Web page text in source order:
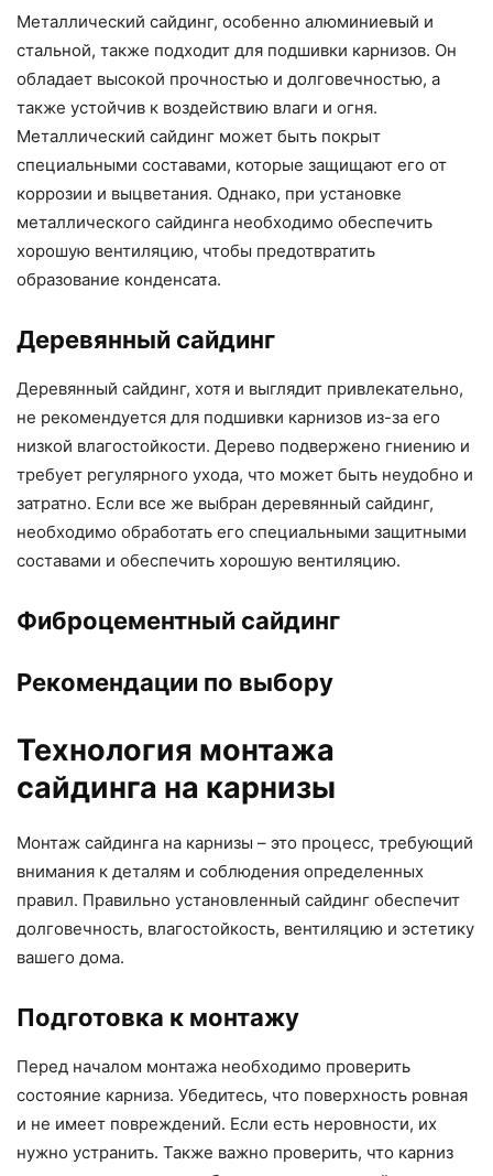
Металлический сайдинг, особенно алюминиевый и
стальной, также подходит для подшивки карнизов. Он
обладает высокой прочностью и долговечностью, а
также устойчив к воздействию влаги и огня.
Металлический сайдинг может быть покрыт
специальными составами, которые защищают его от
коррозии и выцветания. Однако, при установке
металлического сайдинга необходимо обеспечить
хорошую вентиляцию, чтобы предотвратить
образование конденсата.
Деревянный сайдинг
Деревянный сайдинг, хотя и выглядит привлекательно,
не рекомендуется для подшивки карнизов из-за его
низкой влагостойкости. Дерево подвержено гниению и
требует регулярного ухода, что может быть неудобно и
затратно. Если все же выбран деревянный сайдинг,
необходимо обработать его специальными защитными
составами и обеспечить хорошую вентиляцию.
Фиброцементный сайдинг
Рекомендации по выбору
Технология монтажа
сайдинга на карнизы
Монтаж сайдинга на карнизы – это процесс, требующий
внимания к деталям и соблюдения определенных
правил. Правильно установленный сайдинг обеспечит
долговечность, влагостойкость, вентиляцию и эстетику
вашего дома.
Подготовка к монтажу
Перед началом монтажа необходимо проверить
состояние карниза. Убедитесь, что поверхность ровная
и не имеет повреждений. Если есть неровности, их
нужно устранить. Также важно проверить, что карниз